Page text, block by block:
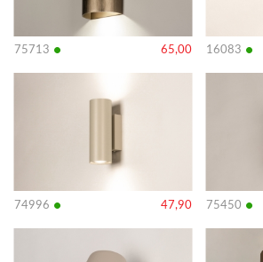
75713 • 65,00 16083 •
74996 • 47,90
Bekijk
75450 •
Bekijk
Bekijk
Bekijk